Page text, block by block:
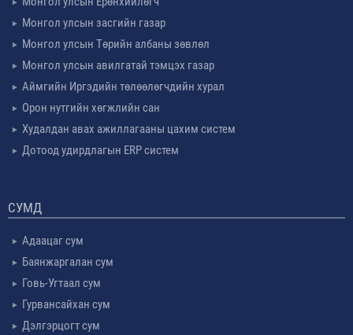
Монгол улсын засгийн газар
Монгол улсын Төрийн албаны зөвлөл
Монгол улсын авилгатай тэмцэх газар
Аймгийн Иргэдийн төлөөлөгчдийн хурал
Орон нутгийн хөгжлийн сан
Худалдан авах ажиллагааны цахим систем
Дотоод удирдлагын ERP систем
СУМД
Адаацаг сум
Баянжаргалан сум
Говь-Угтаал сум
Гурвансайхан сум
Дэлгэрцогт сум